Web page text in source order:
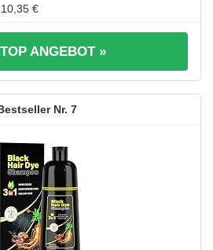
10,35 €
ANGEBOT »
7